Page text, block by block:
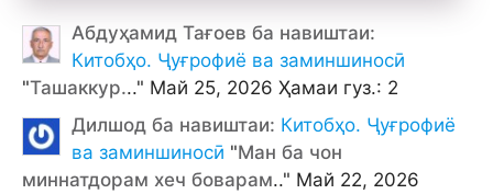
Абдуҳамид Тағоев ба навиштаи:
Китобҳо. Ҷуғрофиё ва заминшиносӣ
"Ташаккур..." Май 25, 2026 Ҳамаи гуз.: 2
Дилшод ба навиштаи: Китобҳо. Ҷуғрофиё
ва заминшиносӣ "Ман ба чон
миннатдорам хеч боварам.." Май 22, 2026